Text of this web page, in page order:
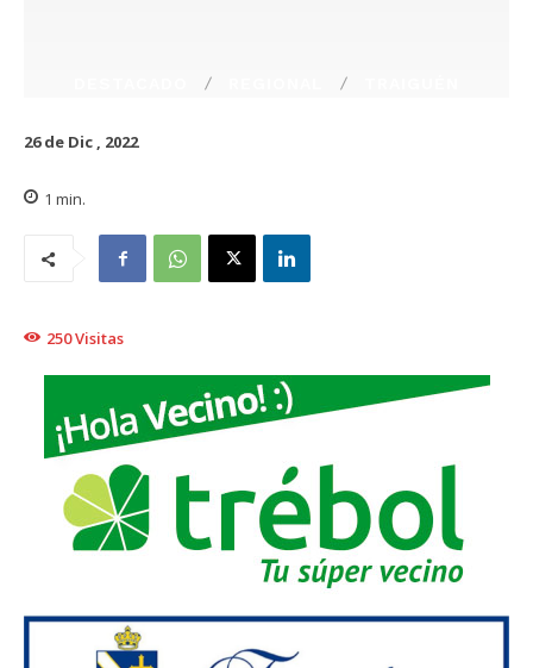
26 de Dic , 2022
1 min.
250Visitas